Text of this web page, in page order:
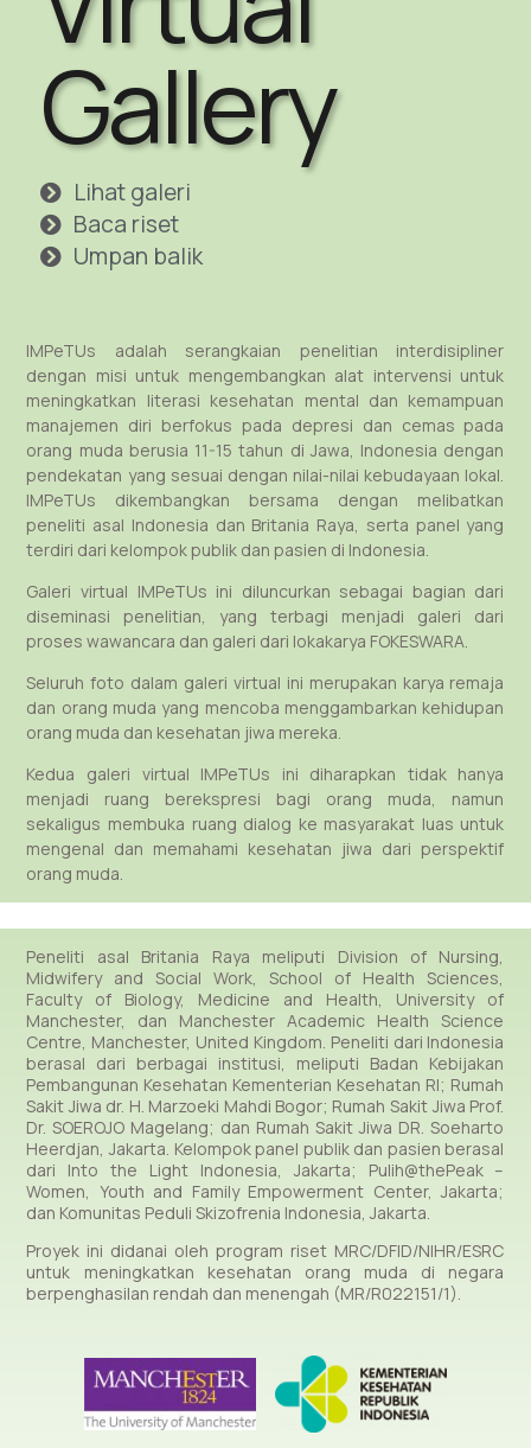
Gallery
Lihat galeri
Baca riset
Umpan balik
IMPeTUs adalah serangkaian penelitian interdisipliner
dengan misi untuk mengembangkan alat intervensi untuk
meningkatkan literasi kesehatan mental dan kemampuan
manajemen diri berfokus pada depresi dan cemas pada
orang muda berusia 11-15 tahun di Jawa, Indonesia dengan
pendekatan yang sesuai dengan nilai-nilai kebudayaan lokal.
IMPeTUs dikembangkan bersama dengan melibatkan
peneliti asal Indonesia dan Britania Raya, serta panel yang
terdiri dari kelompok publik dan pasien di Indonesia.
Galeri virtual IMPeTUs ini diluncurkan sebagai bagian dari
diseminasi penelitian, yang terbagi menjadi galeri dari
proses wawancara dan galeri dari lokakarya FOKESWARA.
Seluruh foto dalam galeri virtual ini merupakan karya remaja
dan orang muda yang mencoba menggambarkan kehidupan
orang muda dan kesehatan jiwa mereka.
Kedua galeri virtual IMPeTUs ini diharapkan tidak hanya
menjadi ruang berekspresi bagi orang muda, namun
sekaligus membuka ruang dialog ke masyarakat luas untuk
mengenal dan memahami kesehatan jiwa dari perspektif
orang muda.
Peneliti asal Britania Raya meliputi Division of Nursing,
Midwifery and Social Work, School of Health Sciences,
Faculty of Biology, Medicine and Health, University of
Manchester, dan Manchester Academic Health Science
Centre, Manchester, United Kingdom. Peneliti dari Indonesia
berasal dari berbagai institusi, meliputi Badan Kebijakan
Pembangunan Kesehatan Kementerian Kesehatan RI; Rumah
Sakit Jiwa dr. H. Marzoeki Mahdi Bogor; Rumah Sakit Jiwa Prof.
Dr. SOEROJO Magelang; dan Rumah Sakit Jiwa DR. Soeharto
Heerdjan, Jakarta. Kelompok panel publik dan pasien berasal
dari Into the Light Indonesia, Jakarta; Pulih@thePeak –
Women, Youth and Family Empowerment Center, Jakarta;
dan Komunitas Peduli Skizofrenia Indonesia, Jakarta.
Proyek ini didanai oleh program riset MRC/DFID/NIHR/ESRC
untuk meningkatkan kesehatan orang muda di negara
berpenghasilan rendah dan menengah (MR/R022151/1).